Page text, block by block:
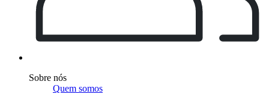
Sobre nós
Quem somos